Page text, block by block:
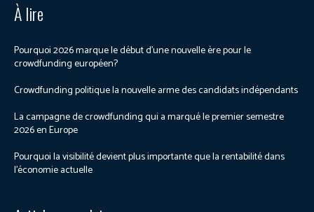
À lire
Pourquoi 2026 marque le début d’une nouvelle ère pour le
crowdfunding européen?
Crowdfunding politique la nouvelle arme des candidats indépendants
La campagne de crowdfunding qui a marqué le premier semestre
2026 en Europe
Pourquoi la visibilité devient plus importante que la rentabilité dans
l’économie actuelle